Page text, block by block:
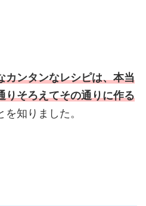
カンタンなレシピは、本当
りそろえてその通りに作る
知りました。